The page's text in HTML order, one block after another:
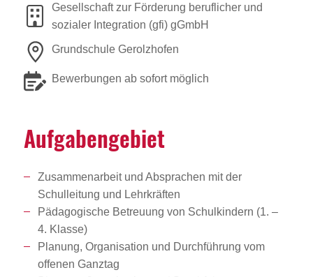
Gesellschaft zur Förderung beruflicher und
sozialer Integration (gfi) gGmbH
Grundschule Gerolzhofen
Bewerbungen ab sofort möglich
Aufga­ben­ge­biet
Zusammenarbeit und Absprachen mit der
Schulleitung und Lehrkräften
Pädagogische Betreuung von Schulkindern (1. –
4. Klasse)
Planung, Organisation und Durchführung vom
offenen Ganztag